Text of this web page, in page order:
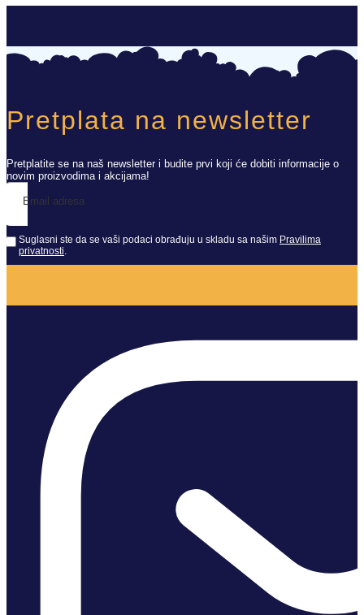
Pretplata na newsletter
Pretplatite se na naš newsletter i budite prvi koji će dobiti informacije o
novim proizvodima i akcijama!
Email adresa
Suglasni ste da se vaši podaci obrađuju u skladu sa našim Pravilima
privatnosti